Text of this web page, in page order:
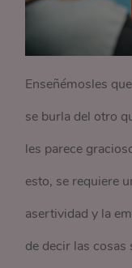
Enseñémosles
se burla del otro
les parece
esto, se requiere
asertividad y la
de decir las cosas